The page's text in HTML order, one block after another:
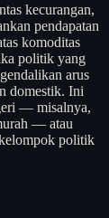
kecurangan,
pendapatan
komoditas
politik yang
arus
domestik. Ini
— misalnya,
— atau
politik